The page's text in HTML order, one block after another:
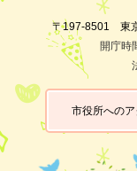
〒197-8501 東
開庁時
市役所への